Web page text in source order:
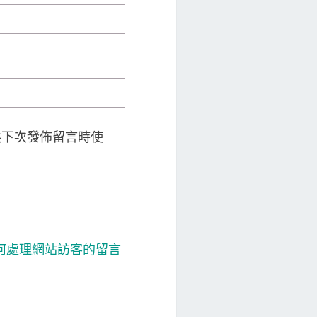
次發佈留言時使
處理網站訪客的留言